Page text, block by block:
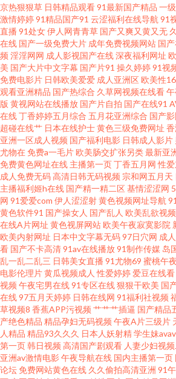
产av超碰 免费操逼下载 先锋资源久久 91免费入口
A片 欧美性爱2p 深夜福利视频网址 亚洲卡一 99色
视频免费看 三级片操逼的 在线播放国产三级 97色
网 日韩成人综合网 91桃花福利 国产精品高潮久久
人97 无码韩日电影 18网页禁解衣 99青青 豆花视
码网站 AV穴夫天堂影视 国产喷水在线观看 伦理网
花性福生活 www人人干97 国产豆花AV区 久久人
网站 日韩免费成人网站 亚洲视频日韩中文 91丝袜
级精品 影音先锋偷情福利 99热网址 豆花成人AV
肏天天肏 综合久欧洲 AV性爱色 高清无码 久久副
妻 91福利所 肏逼成人网色网 老司机精品91 丝袜
线 超碰刺激人人 国内肏屄视频 伦理色福利吧 五
欧美色影院 色图社区 日本特级片 91视频游艇 国
京热狠狠草 日韩精品观看91最新国产精品 一
激情婷婷91精品国产91 云涩福利在线导航 91
直播 91处女伊人网青青草 国产又爽又黄又无
在线 国产一级免费大片 成年免费视频网站 国
频 淫淫网网 成人影视国产在线深夜福利网址
美 国产大片中文字幕 国产片91 操久婷婷91视
免费电影片 日韩欧美爱爱 成人亚洲区欧美性16
观看亚洲精品 国产热综合 久草网视频在线看
版 黄视网站在线播放 国产片自拍 国产在线91
在线丁香婷婷五月综合 五月花亚洲综合 国产
超碰在线艹 日本在线护士黄色三级免费网址
亚洲一区成人视频 国产福利电影 日韩成人影片
尤物在免费a一毛片欧美肠交扩张另类最新亚
免费黄色网址在线 主播第一页丁香五月网 性
成人免费无码高清日韩无码视频 宗和网五月天
主播福利姬h在线 国产精一精二区基情涩涩网
网 91爱爱com 伊人涩涩射黄色视频网址导航
黄色软件91 国产操女人 国产乱人 欧美乱欲视频
在线A片网址 黄色视屏网站欧美午夜寂寞影院
欧美内射网址 日本中文字幕无码97日穴网 成
看 国产不卡高清91av在线播放91制作传媒 岛
乱一乱二乱三 日韩美女直播 91尤物69 蜜桃午
电影伦理片黄瓜视频成人 性爱婷婷 爱豆在线看
视频 午夜宅男在线91专区在线狠狠干欧美 国
在线97五月天婷婷 日韩在线网 91福利社视频
草视频8 香蕉APP污视频 艹艹艹插逼 国产精品
产绝色精品 精品孕妇无码视频 午夜A片三级片
人精品 精品93久久久 日本人妖射精学生妹avav
第一页韩日视频 高清国产剧观看 人妻少妇视
亚洲av激情电影午夜导航在线 国内主播第一页
论坛免费网站黄色在线 久久偷拍高清亚洲 91